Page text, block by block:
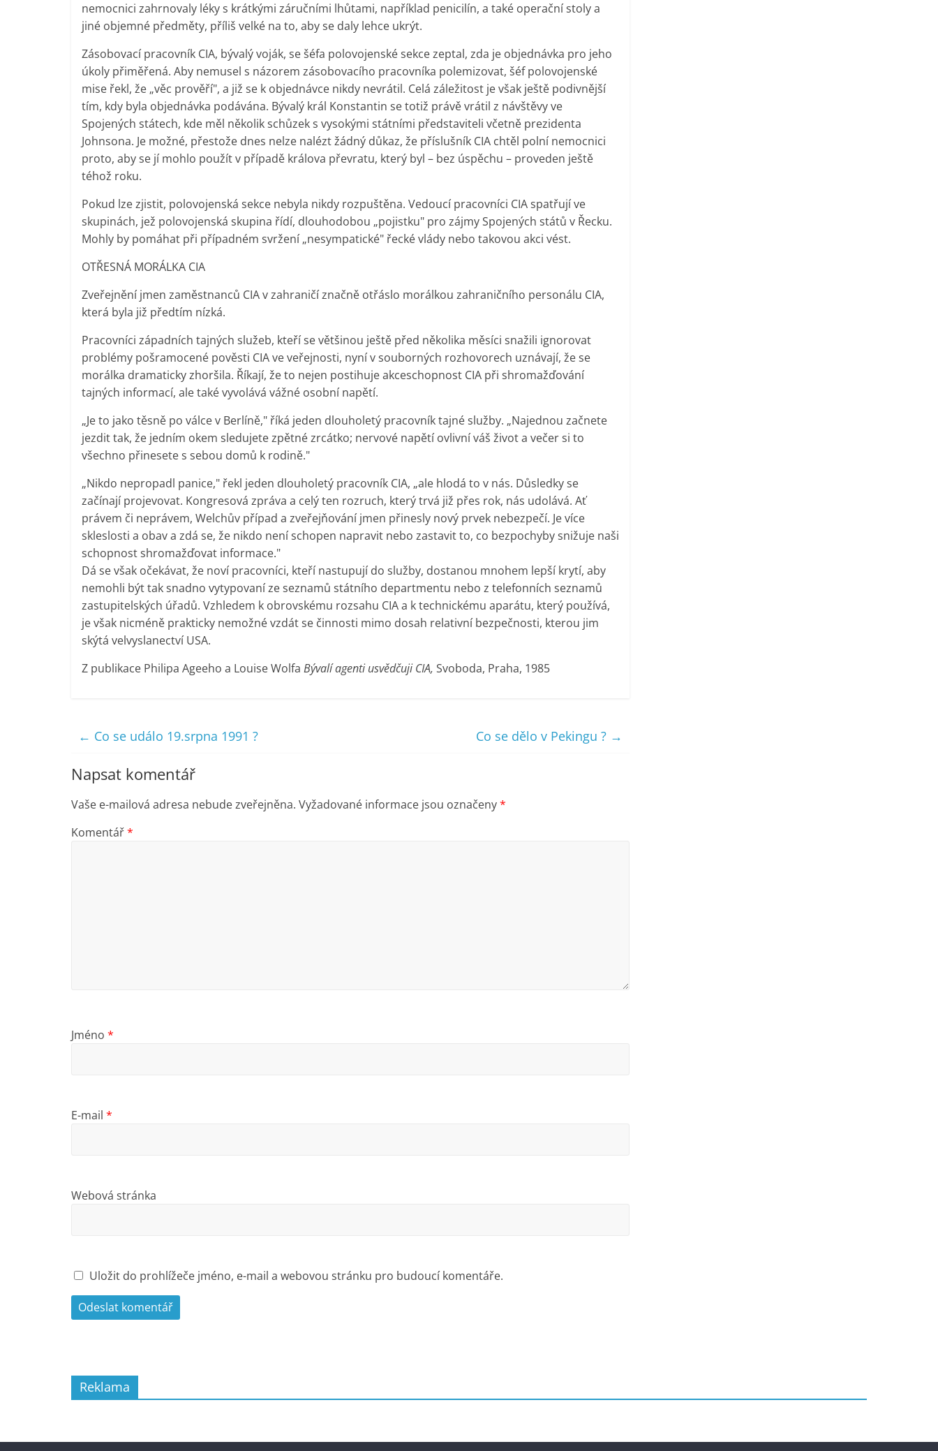
nemocnici zahrnovaly léky s krátkými záručními lhůtami, například penicilín, a také operační stoly a
jiné objemné předměty, příliš velké na to, aby se daly lehce ukrýt.
Zásobovací pracovník CIA, bývalý voják, se šéfa polovojenské sekce zeptal, zda je objednávka pro jeho
úkoly přiměřená. Aby nemusel s názorem zásobovacího pracovníka polemizovat, šéf polovojenské
mise řekl, že „věc prověří", a již se k objednávce nikdy nevrátil. Celá záležitost je však ještě podivnější
tím, kdy byla objednávka podávána. Bývalý král Konstantin se totiž právě vrátil z návštěvy ve
Spojených státech, kde měl několik schůzek s vysokými státními představiteli včetně prezidenta
Johnsona. Je možné, přestože dnes nelze nalézt žádný důkaz, že příslušník CIA chtěl polní nemocnici
proto, aby se jí mohlo použít v případě králova převratu, který byl – bez úspěchu – proveden ještě
téhož roku.
Pokud lze zjistit, polovojenská sekce nebyla nikdy rozpuštěna. Vedoucí pracovníci CIA spatřují ve
skupinách, jež polovojenská skupina řídí, dlouhodobou „pojistku" pro zájmy Spojených států v Řecku.
Mohly by pomáhat při případném svržení „nesympatické" řecké vlády nebo takovou akci vést.
OTŘESNÁ MORÁLKA CIA
Zveřejnění jmen zaměstnanců CIA v zahraničí značně otřáslo morálkou zahraničního personálu CIA,
která byla již předtím nízká.
Pracovníci západních tajných služeb, kteří se většinou ještě před několika měsíci snažili ignorovat
problémy pošramocené pověsti CIA ve veřejnosti, nyní v souborných rozhovorech uznávají, že se
morálka dramaticky zhoršila. Říkají, že to nejen postihuje akceschopnost CIA při shromažďování
tajných informací, ale také vyvolává vážné osobní napětí.
„Je to jako těsně po válce v Berlíně," říká jeden dlouholetý pracovník tajné služby. „Najednou začnete
jezdit tak, že jedním okem sledujete zpětné zrcátko; nervové napětí ovlivní váš život a večer si to
všechno přinesete s sebou domů k rodině."
„Nikdo nepropadl panice," řekl jeden dlouholetý pracovník CIA, „ale hlodá to v nás. Důsledky se
začínají projevovat. Kongresová zpráva a celý ten rozruch, který trvá již přes rok, nás udolává. Ať
právem či neprávem, Welchův případ a zveřejňování jmen přinesly nový prvek nebezpečí. Je více
skleslosti a obav a zdá se, že nikdo není schopen napravit nebo zastavit to, co bezpochyby snižuje naši
schopnost shromažďovat informace."
Dá se však očekávat, že noví pracovníci, kteří nastupují do služby, dostanou mnohem lepší krytí, aby
nemohli být tak snadno vytypovaní ze seznamů státního departmentu nebo z telefonních seznamů
zastupitelských úřadů. Vzhledem k obrovskému rozsahu CIA a k technickému aparátu, který používá,
je však nicméně prakticky nemožné vzdát se činnosti mimo dosah relativní bezpečnosti, kterou jim
skýtá velvyslanectví USA.
Z publikace Philipa Ageeho a Louise Wolfa Bývalí agenti usvědčuji CIA, Svoboda, Praha, 1985
← Co se událo 19.srpna 1991 ? Co se dělo v Pekingu ? →
Napsat komentář
Vaše e-mailová adresa nebude zveřejněna. Vyžadované informace jsou označeny*
Komentář*
Jméno *
E-mail *
Webová stránka
Uložit do prohlížeče jméno, e-mail a webovou stránku pro budoucí komentáře.
Reklama